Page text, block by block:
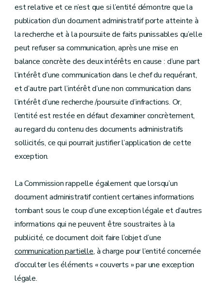
est relative et ce n’est que si l’entité démontre que la
publication d’un document administratif porte atteinte à
la recherche et à la poursuite de faits punissables qu’elle
peut refuser sa communication, après une mise en
balance concrète des deux intérêts en cause : d’une part
l’intérêt d’une communication dans le chef du requérant,
et d’autre part l’intérêt d’une non communication dans
l’intérêt d’une recherche /poursuite d’infractions. Or,
l’entité est restée en défaut d’examiner concrètement,
au regard du contenu des documents administratifs
sollicités, ce qui pourrait justifier l’application de cette
exception.
La Commission rappelle également que lorsqu’un
document administratif contient certaines informations
tombant sous le coup d’une exception légale et d’autres
informations qui ne peuvent être soustraites à la
publicité, ce document doit faire l’objet d’une
communication partielle, à charge pour l’entité concernée
d’occulter les éléments « couverts » par une exception
légale.